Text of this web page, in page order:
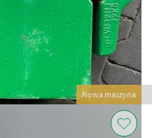
Nowa maszyna